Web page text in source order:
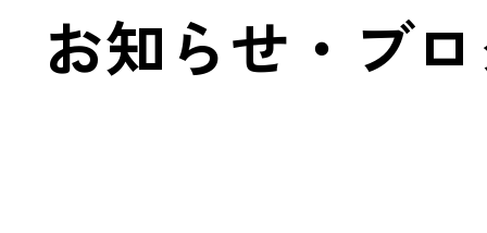
お知らせ・ブ